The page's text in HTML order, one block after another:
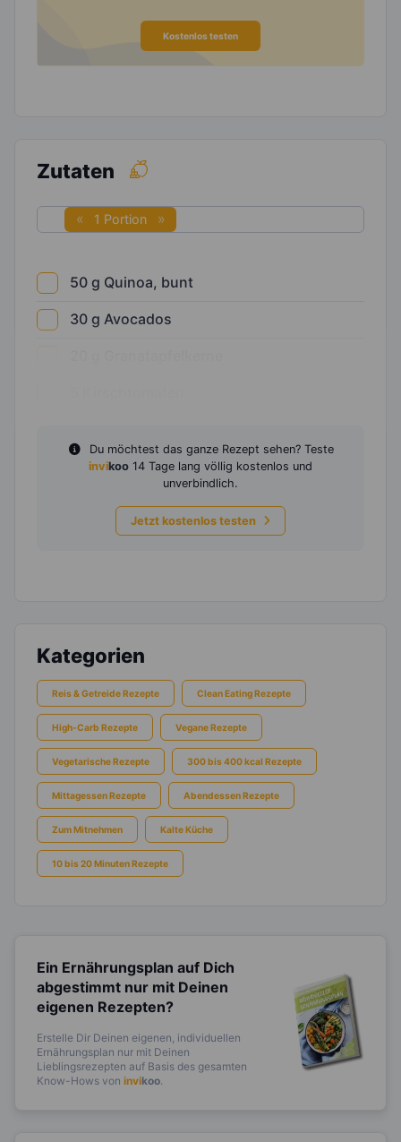
Kostenlos testen
Zutaten
1 Portion
50 g Quinoa, bunt
30 g Avocados
Du möchtest das ganze Rezept sehen? Teste
invikoo 14 Tage lang völlig kostenlos und
unverbindlich.
Jetzt kostenlos testen
Kategorien
Reis & Getreide Rezepte Clean Eating Rezepte
High-Carb Rezepte Vegane Rezepte
Vegetarische Rezepte 300 bis 400 kcal Rezepte
Mittagessen Rezepte Abendessen Rezepte
Zum Mitnehmen Kalte Küche
10 bis 20 Minuten Rezepte
Ein Ernährungsplan auf Dich
abgestimmt nur mit Deinen
eigenen Rezepten?
Erstelle Dir Deinen eigenen, individuellen
Ernährungsplan nur mit Deinen
Lieblingsrezepten auf Basis des gesamten
Know-Hows von invikoo